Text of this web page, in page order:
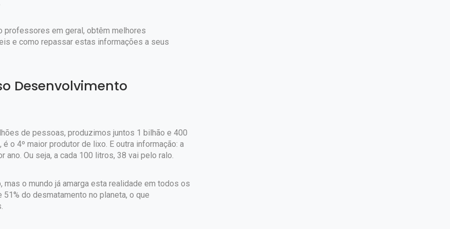
em geral, obtêm melhores
e como repassar estas informações a seus
Desenvolvimento
de pessoas, produzimos juntos 1 bilhão e 400
o 4º maior produtor de lixo. E outra informação: a
ano. Ou seja, a cada 100 litros, 38 vai pelo ralo.
o mundo já amarga esta realidade em todos os
do desmatamento no planeta, o que